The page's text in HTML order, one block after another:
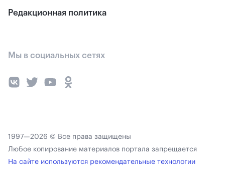
Редакционная политика
Мы в социальных сетях
1997—2026 © Все права защищены
Любое копирование материалов портала запрещается
На сайте используются рекомендательные технологии